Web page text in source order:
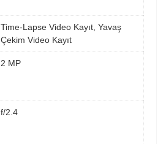
Time-Lapse Video Kayıt, Yavaş
Çekim Video Kayıt
2 MP
f/2.4